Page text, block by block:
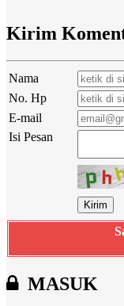
Kirim
Nama
No. Hp
E-mail
Isi Pesan
MASUK